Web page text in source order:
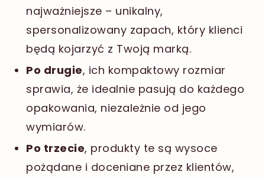
najważniejsze – unikalny,
spersonalizowany zapach, który klienci
będą kojarzyć z Twoją marką.
Po drugie, ich kompaktowy rozmiar
sprawia, że idealnie pasują do każdego
opakowania, niezależnie od jego
wymiarów.
Po trzecie, produkty te są wysoce
pożądane i doceniane przez klientów,